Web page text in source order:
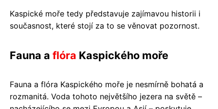
Kaspické moře tedy představuje zajímavou historii i
současnost, které stojí za to se věnovat pozornost.
Fauna a flóra Kaspického moře
Fauna a flóra Kaspického moře je nesmírně bohatá a
rozmanitá. Voda tohoto největšího jezera na světě –